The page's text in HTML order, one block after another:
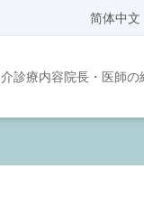
简体中文
診療内容院長・医師の